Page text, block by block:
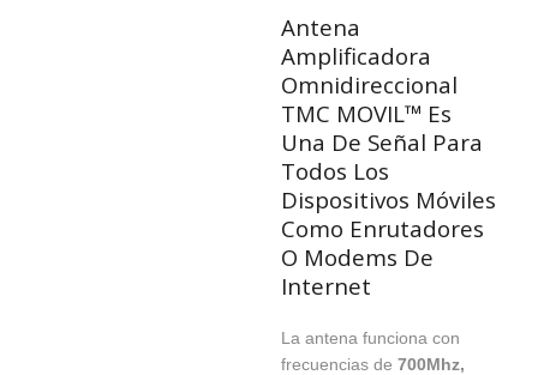
Antena
Amplificadora
Omnidireccional
TMC MOVIL™ Es
Una De Señal Para
Todos Los
Dispositivos Móviles
Como Enrutadores
O Modems De
Internet
La antena funciona con
frecuencias de 700Mhz,